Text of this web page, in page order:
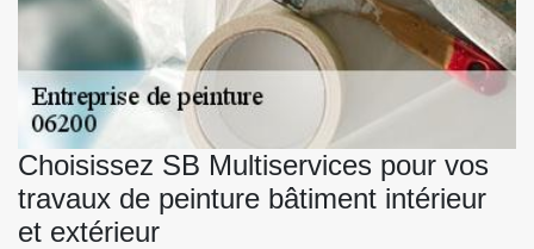
Choisissez SB Multiservices pour vos
travaux de peinture bâtiment intérieur
et extérieur